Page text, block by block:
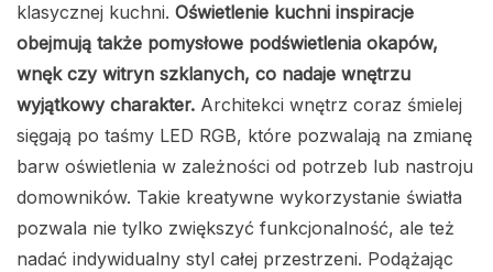
klasycznej kuchni. Oświetlenie kuchni inspiracje
obejmują także pomysłowe podświetlenia okapów,
wnęk czy witryn szklanych, co nadaje wnętrzu
wyjątkowy charakter. Architekci wnętrz coraz śmielej
sięgają po taśmy LED RGB, które pozwalają na zmianę
barw oświetlenia w zależności od potrzeb lub nastroju
domowników. Takie kreatywne wykorzystanie światła
pozwala nie tylko zwiększyć funkcjonalność, ale też
nadać indywidualny styl całej przestrzeni. Podążając